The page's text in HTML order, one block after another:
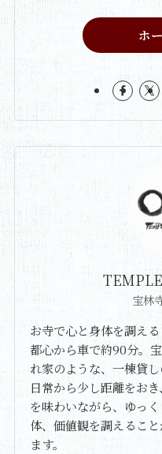
ホ
宝林
お寺で心と身体を調え
都心から車で約90分。
れ家のような、一棟貸
日常から少し距離をお
を味わいながら、ゆっ
体、価値観を調えるこ
ます。